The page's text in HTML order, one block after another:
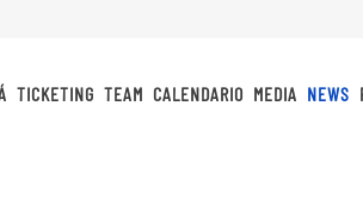
TICKETING TEAM CALENDARIO MEDIA NEWS